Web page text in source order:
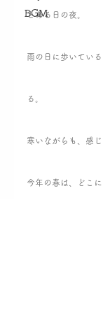
BGM
とある日の夜。
雨の日に歩いてい
る。
寒いながらも、感じ
今年の春は、どこに